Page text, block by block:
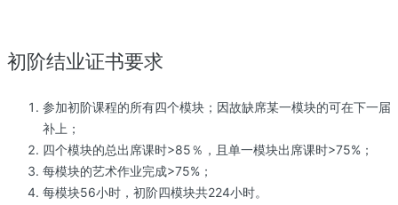
初阶结业证书要求
参加初阶课程的所有四个模块；因故缺席某一模块的可在下一届
补上；
四个模块的总出席课时>85％，且单一模块出席课时>75%；
每模块的艺术作业完成>75%；
每模块56小时，初阶四模块共224小时。